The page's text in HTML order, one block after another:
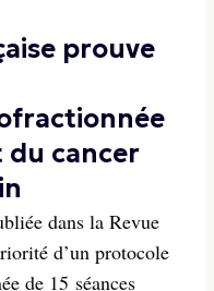
prouve
cancer
dans la Revue
d’un protocole
de 15 séances